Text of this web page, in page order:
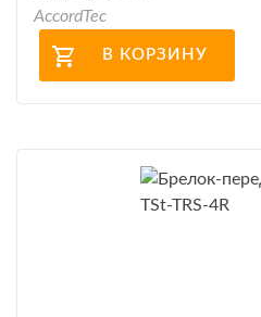
AccordTec
В КОРЗИНУ